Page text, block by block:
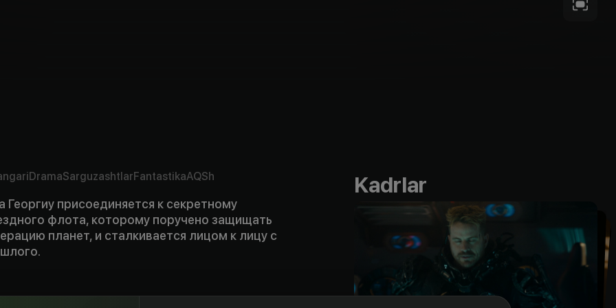
DramaSarguzashtlarFantastikaAQSh
присоединяется к секретному
флота, которому поручено защищать
планет, и сталкивается лицом к лицу с
Kadrlar